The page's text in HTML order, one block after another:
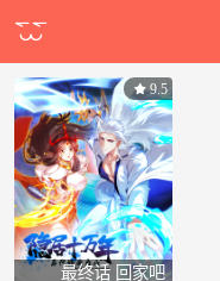
最终话 回家吧
9.5